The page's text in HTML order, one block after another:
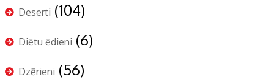
Deserti (104)
Diētu ēdieni (6)
Dzērieni (56)